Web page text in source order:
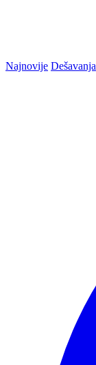
Najnovije Dešavanja